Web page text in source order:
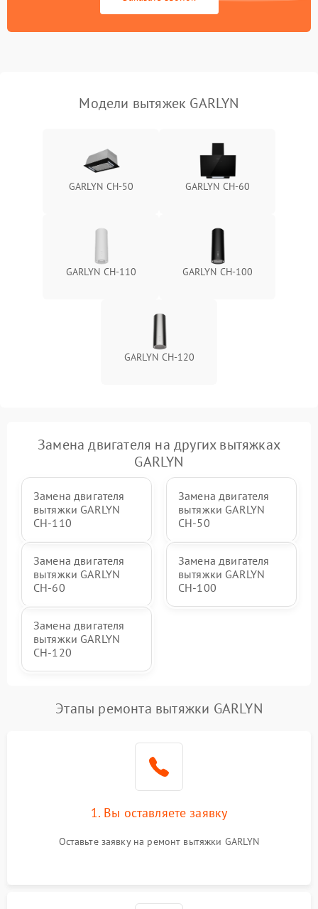
Модели вытяжек GARLYN
GARLYN CH-50 GARLYN CH-60
GARLYN CH-110 GARLYN CH-100
GARLYN CH-120
Замена двигателя на других вытяжках
GARLYN
Замена двигателя
вытяжки GARLYN
CH-110
Замена двигателя
вытяжки GARLYN
CH-50
Замена двигателя
вытяжки GARLYN
CH-60
Замена двигателя
вытяжки GARLYN
CH-100
Замена двигателя
вытяжки GARLYN
CH-120
Этапы ремонта вытяжки GARLYN
1. Вы оставляете заявку
Оставьте заявку на ремонт вытяжки GARLYN